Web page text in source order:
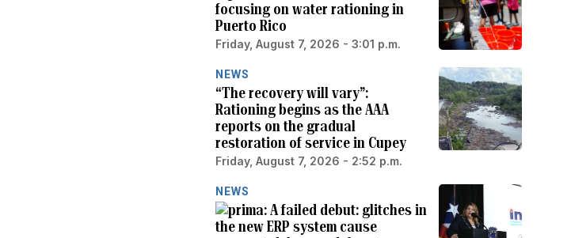
focusing on water rationing in
Puerto Rico
Friday, August 7, 2026 - 3:01 p.m.
NEWS
“The recovery will vary”:
Rationing begins as the AAA
reports on the gradual
restoration of service in Cupey
Friday, August 7, 2026 - 2:52 p.m.
NEWS
A failed debut: glitches in
the new ERP system cause